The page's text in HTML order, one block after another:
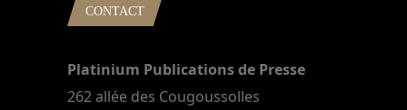
CONTACT
Platinium Publications de Presse
262 allée des Cougoussolles